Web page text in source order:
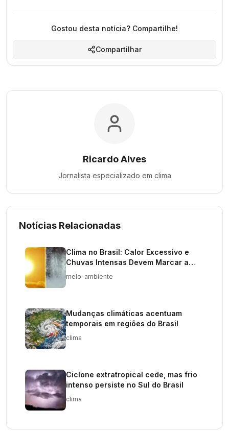
Gostou desta notícia? Compartilhe!
Compartilhar
Ricardo Alves
Jornalista especializado em clima
Notícias Relacionadas
Clima no Brasil: Calor Excessivo e
Chuvas Intensas Devem Marcar a
Semana
meio-ambiente
Mudanças climáticas acentuam
temporais em regiões do Brasil
clima
Ciclone extratropical cede, mas frio
intenso persiste no Sul do Brasil
clima